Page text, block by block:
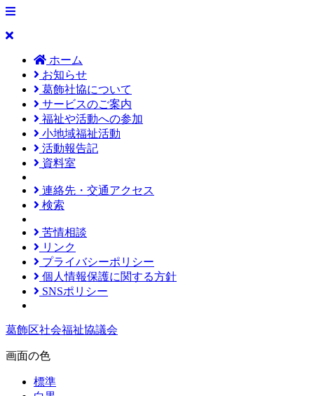
ホーム
お知らせ
葛飾社協について
サービスのご案内
福祉や活動への参加
小地域福祉活動
活動報告記
資料室
連絡先・交通アクセス
検索
苦情相談
リンク
プライバシーポリシー
個人情報保護に関する方針
SNSポリシー
葛飾区社会福祉協議会
画面の色
標準